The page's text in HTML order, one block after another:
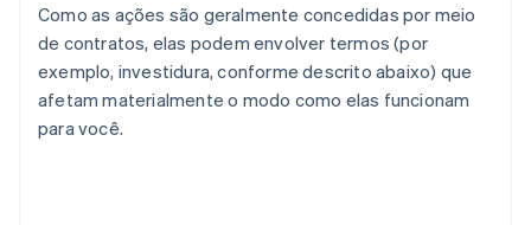
Como as ações são geralmente concedidas por meio
de contratos, elas podem envolver termos (por
exemplo, investidura, conforme descrito abaixo) que
afetam materialmente o modo como elas funcionam
para você.